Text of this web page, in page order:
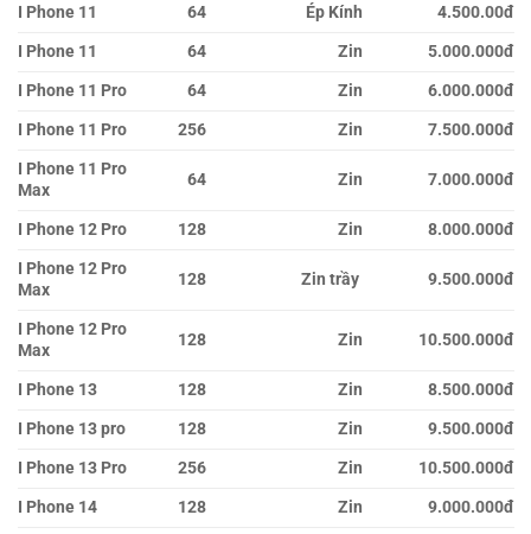
I Phone 11
64 Ép Kính
4.500.00đ
I Phone 11
64 Zin
5.000.000đ
I Phone 11 Pro
64 Zin
6.000.000đ
I Phone 11 Pro
256 Zin
7.500.000đ
I Phone 11 Pro
Max
64 Zin 7.000.000đ
I Phone 12 Pro 128 Zin
8.000.000đ
I Phone 12 Pro
Max
128 Zin trầy 9.500.000đ
I Phone 12 Pro
Max
128 Zin 10.500.000đ
I Phone 13 128 Zin
8.500.000đ
I Phone 13 pro
128 Zin
9.500.000đ
I Phone 13 Pro
256 Zin
10.500.000đ
I Phone 14
128 Zin
9.000.000đ